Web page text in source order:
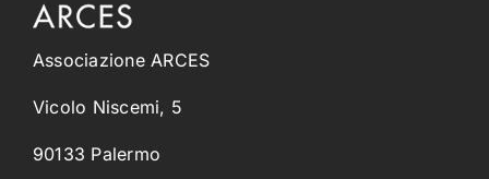
Associazione ARCES
Vicolo Niscemi, 5
90133 Palermo